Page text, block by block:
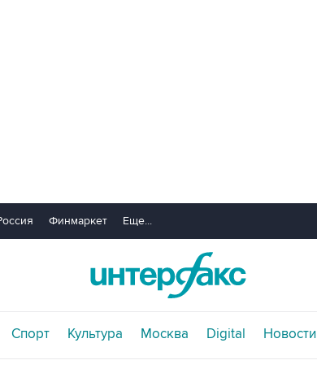
Финмаркет Еще...
Спорт Культура Москва Digital Новости